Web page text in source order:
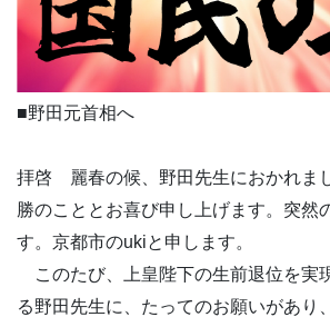
■野田元首相へ
拝啓 麗春の候、野田先生におかれま
勝のこととお喜び申し上げます。突然
す。京都市のukiと申します。
このたび、上皇陛下の生前退位を実
る野田先生に、たってのお願いがあり